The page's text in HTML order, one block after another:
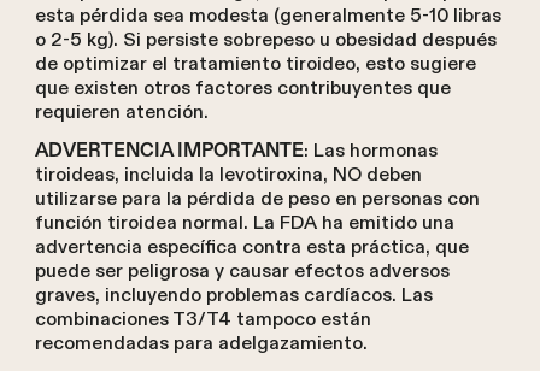
esta pérdida sea modesta (generalmente 5-10 libras
o 2-5 kg). Si persiste sobrepeso u obesidad después
de optimizar el tratamiento tiroideo, esto sugiere
que existen otros factores contribuyentes que
requieren atención.
ADVERTENCIA IMPORTANTE: Las hormonas
tiroideas, incluida la levotiroxina, NO deben
utilizarse para la pérdida de peso en personas con
función tiroidea normal. La FDA ha emitido una
advertencia específica contra esta práctica, que
puede ser peligrosa y causar efectos adversos
graves, incluyendo problemas cardíacos. Las
combinaciones T3/T4 tampoco están
recomendadas para adelgazamiento.